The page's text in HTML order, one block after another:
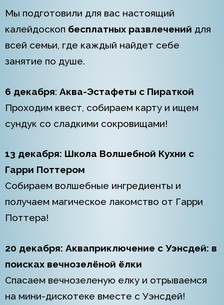
Мы подготовили для вас настоящий
калейдоскоп бесплатных развлечений для
всей семьи, где каждый найдет себе
занятие по душе.
6 декабря: Аква-Эстафеты с Пираткой
Проходим квест, собираем карту и ищем
сундук со сладкими сокровищами!
13 декабря: Школа Волшебной Кухни с
Гарри Поттером
Собираем волшебные ингредиенты и
получаем магическое лакомство от Гарри
Поттера!
20 декабря: Акваприключение с Уэнсдей: в
поисках вечнозелёной ёлки
Спасаем вечнозеленую елку и отрываемся
на мини-дискотеке вместе с Уэнсдей!